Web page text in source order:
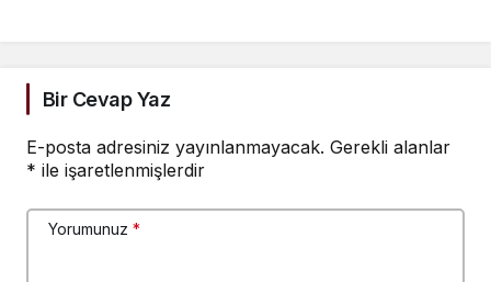
edeceğiz
Bir Cevap Yaz
E-posta adresiniz yayınlanmayacak. Gerekli alanlar
* ile işaretlenmişlerdir
Yorumunuz *